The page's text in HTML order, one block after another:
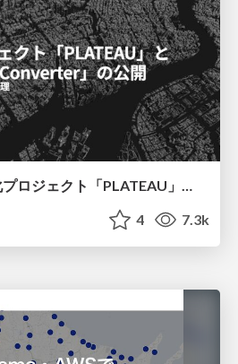
日本全国・都市3D化プロジェクト「PLATEAU」とデータ変換OSS「PLATEAU GIS Converter」の公開
4 7.3k